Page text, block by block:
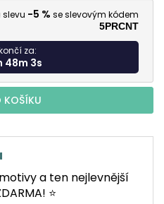
-5 % se slevovým kódem
5PRCNT
za:
48m 3s
KOŠÍKU
a ten nejlevnější
⭐